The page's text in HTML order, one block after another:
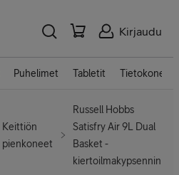
Kirjaudu
Puhelimet Tabletit Tietokoneet
Keittiön
pienkoneet
Russell Hobbs
Satisfry Air 9L Dual
Basket -
kiertoilmakypsennin